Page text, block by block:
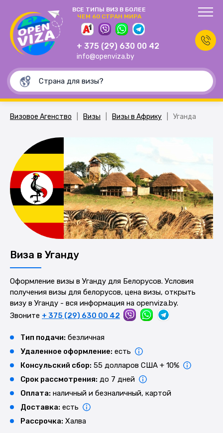
ВСЕ ТИПЫ ВИЗ В БОЛЕЕ
ЧЕМ 60 СТРАН МИРА
+ 375 (29) 630 00 42
info@openviza.by
Визовое Агенство Визы Визы в Африку Уганда
Виза в Уганду
Оформление визы в Уганду для Белорусов. Условия
получения визы для белорусов, цена визы, открыть
визу в Уганду - вся информация на openviza.by.
Звоните + 375 (29) 630 00 42
Тип подачи: безличная
Удаленное оформление: есть
Консульский сбор: 55 долларов США + 10%
Срок рассмотрения: до 7 дней
Оплата: наличный и безналичный, картой
Доставка: есть
Рассрочка: Халва